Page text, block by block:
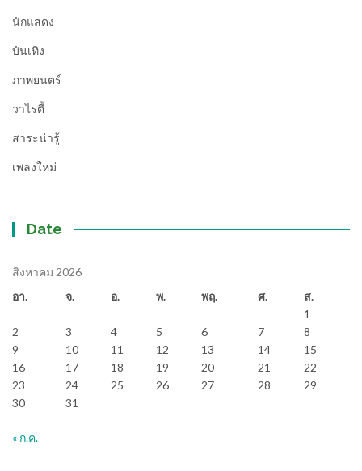
นักแสดง
บันเทิง
ภาพยนตร์
วาไรตี้
สาระน่ารู้
เพลงใหม่
Date
สิงหาคม 2026
อา.
จ. อ. พ. พฤ. ศ.
ส.
1
2
3 4 5 6 7
8
9
10 11 12 13 14
15
16
17 18 19 20 21
22
23
24 25 26 27 28
29
30
31
« ก.ค.